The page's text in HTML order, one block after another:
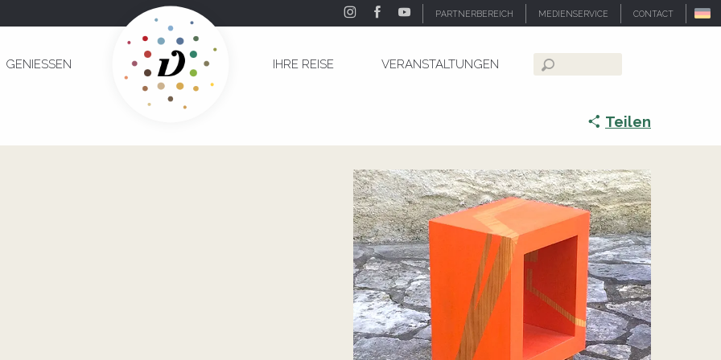
PARTNERBEREICH MEDIENSERVICE CONTACT
GENIESSEN IHRE REISE VERANSTALTUNGEN
Suche
Edgar Cappelin
Teilen